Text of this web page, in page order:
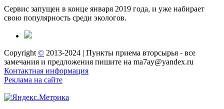
Сервис запущен в конце января 2019 года, и уже набирает
свою популярность среди экологов.
Copyright © 2013-2024 | Пункты приема вторсырья - все
замечания и предложения пишите на ma7ay@yandex.ru
Контактная информация
Реклама на сайте